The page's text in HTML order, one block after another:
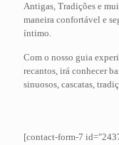
Antigas, Tradições e
maneira confortável e
íntimo.
Com o nosso guia
recantos, irá conhecer
sinuosos, cascatas,
[contact-form-7